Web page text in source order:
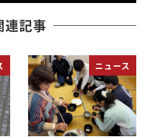
連記事
ニュース